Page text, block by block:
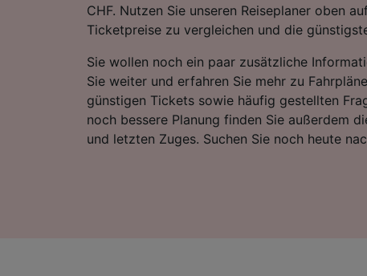
CHF. Nutzen Sie unseren Reiseplaner oben
Ticketpreise zu vergleichen und die
Sie wollen noch ein paar zusätzliche
Sie weiter und erfahren Sie mehr zu
günstigen Tickets sowie häufig gestellten
noch bessere Planung finden Sie außerdem
und letzten Zuges. Suchen Sie noch heute